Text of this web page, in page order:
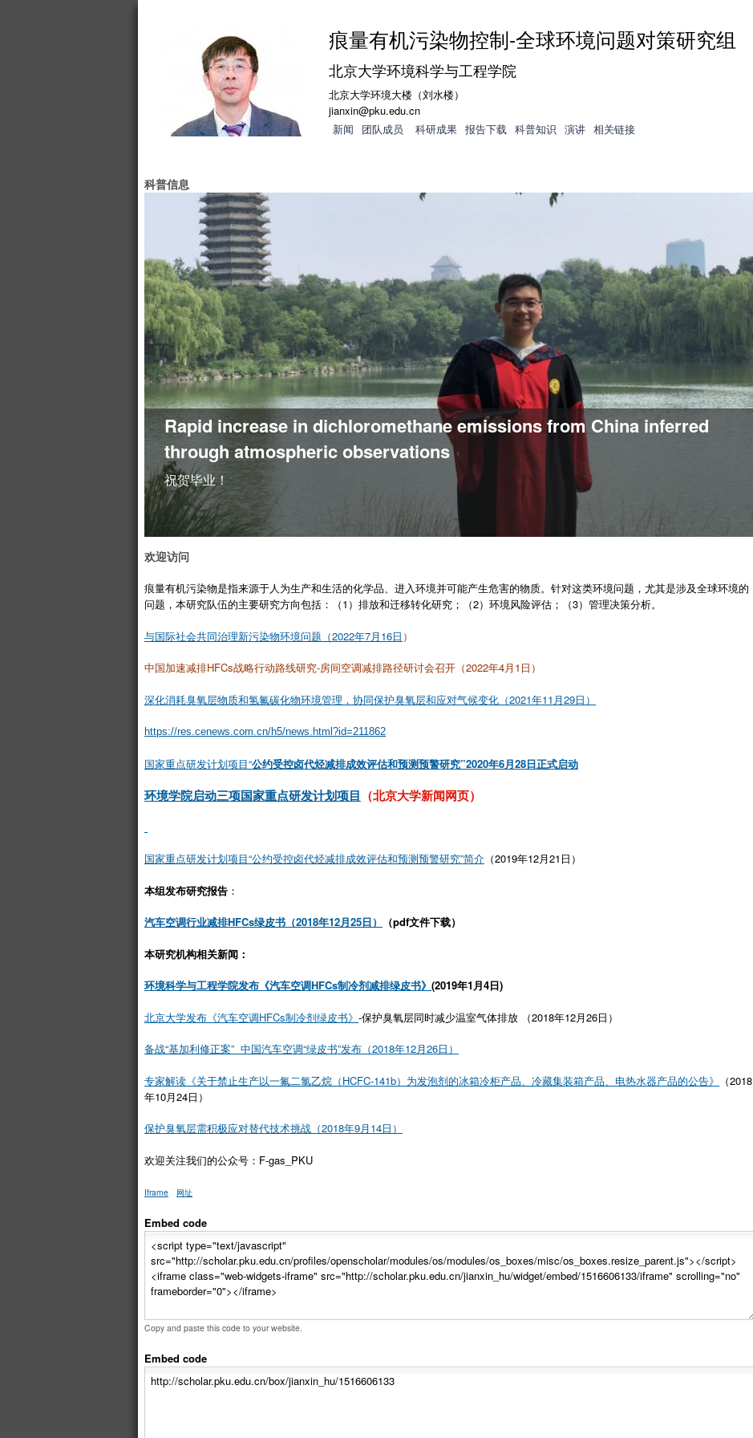
转
到
页
主
容
痕量有机污染物控制-全球环境问题对策研究组
北京大学环境科学与工程学院
北京大学环境大楼（刘水楼）
jianxin@pku.edu.cn
新闻
团队成员 科研成果 报告下载 科普知识 演讲 相关链接
科普信息
Rapid increase in dichloromethane emissions from China inferred
through atmospheric observations
祝贺毕业！
欢迎访问
痕量有机污染物是指来源于人为生产和生活的化学品、进入环境并可能产生危害的物质。针对这类环境问题，尤其是涉及全球环境的
问题，本研究队伍的主要研究方向包括：（1）排放和迁移转化研究；（2）环境风险评估；（3）管理决策分析。
与国际社会共同治理新污染物环境问题（2022年7月16日 ）
中国加速减排HFCs战略行动路线研究-房间空调减排路径研讨会召开（2022年4月1日）
深化消耗臭氧层物质和氢氟碳化物环境管理，协同保护臭氧层和应对气候变化（2021年11月29日）
https://res.cenews.com.cn/h5/news.html?id=211862
国家重点研发计划项目“公约受控卤代烃减排成效评估和预测预警研究”2020年6月28日正式启动
环境学院启动三项国家重点研发计划项目 （北京大学新闻网页）
国家重点研发计划项目“公约受控卤代烃减排成效评估和预测预警研究”简介 （2019年12月21日）
本组发布研究报告 ：
汽车空调行业减排HFCs绿皮书（2018年12月25日） （pdf文件下载）
本研究机构相关新闻：
环境科学与工程学院发布《汽车空调HFCs制冷剂减排绿皮书》 (2019年1月4日)
北京大学发布《汽车空调HFCs制冷剂绿皮书》 -保护臭氧层同时减少温室气体排放 （2018年12月26日）
备战“基加利修正案” 中国汽车空调“绿皮书”发布（2018年12月26日）
专家解读《关于禁止生产以一氟二氯乙烷（HCFC-141b）为发泡剂的冰箱冷柜产品、冷藏集装箱产品、电热水器产品的公告》
（2018
年10月24日）
保护臭氧层需积极应对替代技术挑战（2018年9月14日）
欢迎关注我们的公众号：F-gas_PKU
Iframe 网址
Embed code
Copy and paste this code to your website.
Embed code